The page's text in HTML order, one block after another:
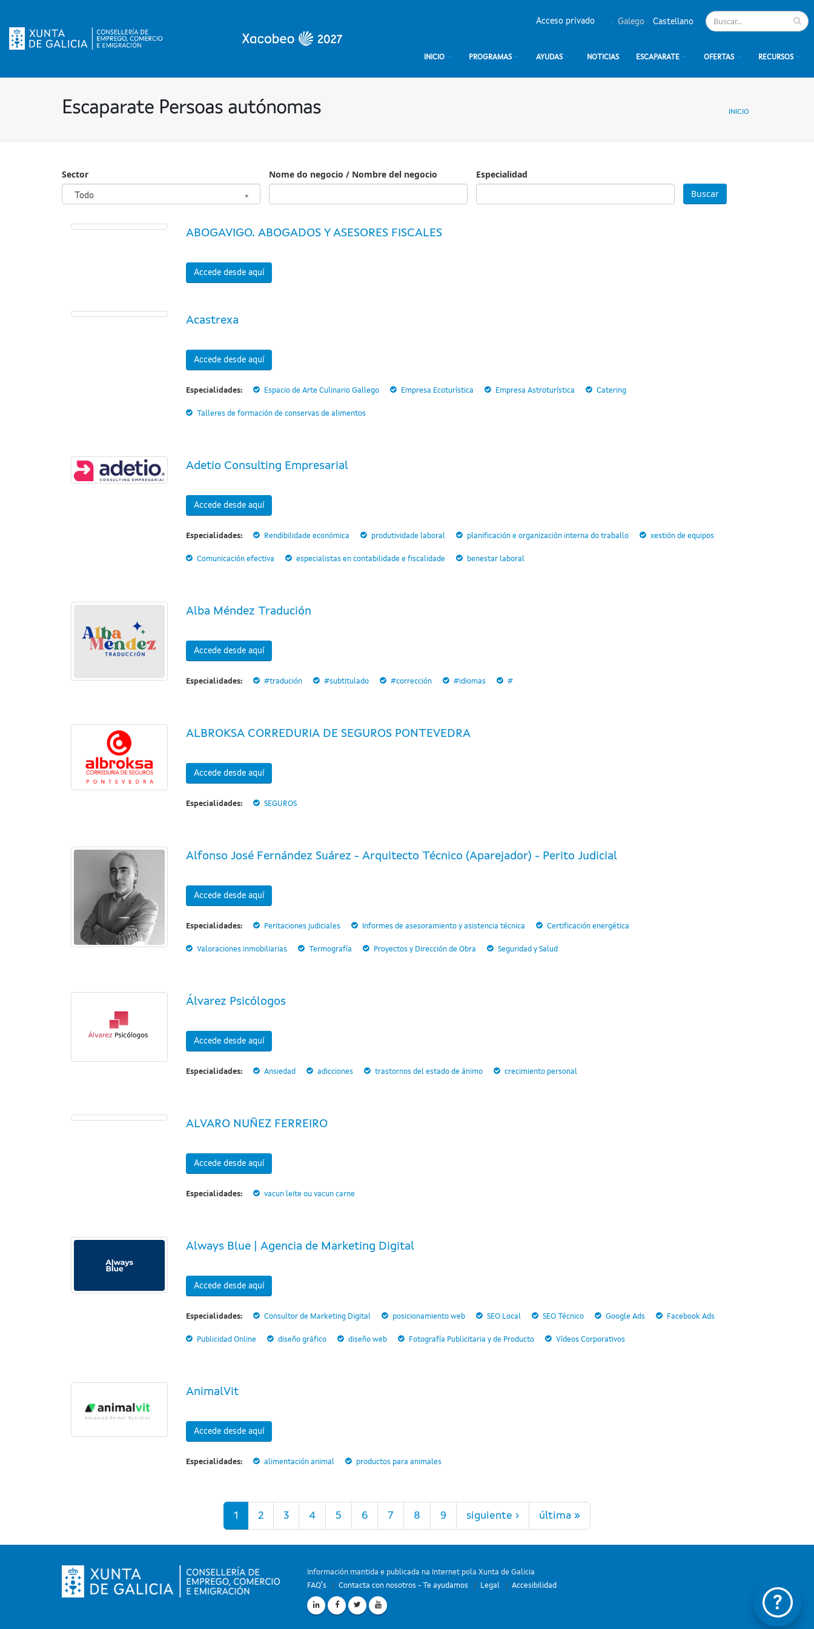
Galego Castellano
Acceso privado
INICIO PROGRAMAS AYUDAS NOTICIAS ESCAPARATE OFERTAS RECURSOS
Escaparate Persoas autónomas INICIO
Sector
Todo
Sector
Nome do negocio / Nombre del negocio
Especialidad
ABOGAVIGO. ABOGADOS Y ASESORES FISCALES
Accede desde aquí
Acastrexa
Accede desde aquí
Especialidades: Espacio de Arte Culinario Gallego Empresa Ecoturística Empresa Astroturística Catering
Talleres de formación de conservas de alimentos
Adetio Consulting Empresarial
Accede desde aquí
Especialidades: Rendibilidade económica produtividade laboral planificación e organización interna do traballo xestión de equipos
Comunicación efectiva especialistas en contabilidade e fiscalidade benestar laboral
Alba Méndez Tradución
Accede desde aquí
Especialidades: #tradución #subtitulado #corrección #idiomas #
ALBROKSA CORREDURIA DE SEGUROS PONTEVEDRA
Accede desde aquí
Especialidades: SEGUROS
Alfonso José Fernández Suárez - Arquitecto Técnico (Aparejador) - Perito Judicial
Accede desde aquí
Especialidades: Peritaciones judiciales Informes de asesoramiento y asistencia técnica Certificación energética
Valoraciones inmobiliarias Termografía Proyectos y Dirección de Obra Seguridad y Salud
Álvarez Psicólogos
Accede desde aquí
Especialidades: Ansiedad adicciones trastornos del estado de ánimo crecimiento personal
ALVARO NUÑEZ FERREIRO
Accede desde aquí
Especialidades: vacun leite ou vacun carne
Always Blue | Agencia de Marketing Digital
Accede desde aquí
Especialidades: Consultor de Marketing Digital posicionamiento web SEO Local SEO Técnico Google Ads Facebook Ads
Publicidad Online diseño gráfico diseño web Fotografía Publicitaria y de Producto Vídeos Corporativos
AnimalVit
Accede desde aquí
Especialidades: alimentación animal productos para animales
1 2 3 4 5 6 7 8 9 siguiente › última »
Información mantida e publicada na Internet pola Xunta de Galicia
FAQ's
Contacta con nosotros - Te ayudamos Legal Accesibilidad